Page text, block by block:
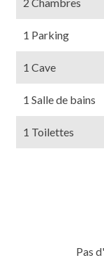
1 Parking
1 Cave
1 Salle de bains
1 Toilettes
Pas